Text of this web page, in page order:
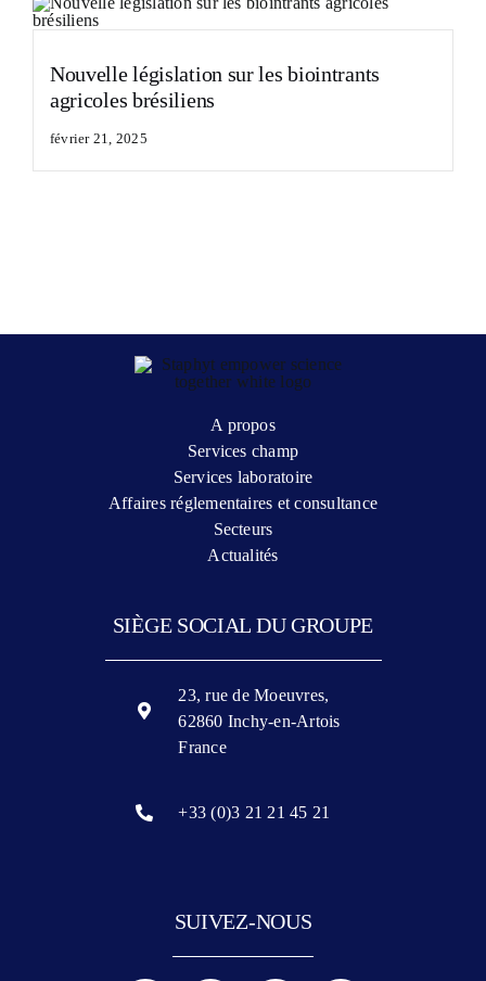
Nouvelle législation sur les biointrants
agricoles brésiliens
février 21, 2025
A propos
Services champ
Services laboratoire
Affaires réglementaires et consultance
Secteurs
Actualités
SIÈGE SOCIAL DU GROUPE
23, rue de Moeuvres,
62860 Inchy-en-Artois
France
+33 (0)3 21 21 45 21
SUIVEZ-NOUS